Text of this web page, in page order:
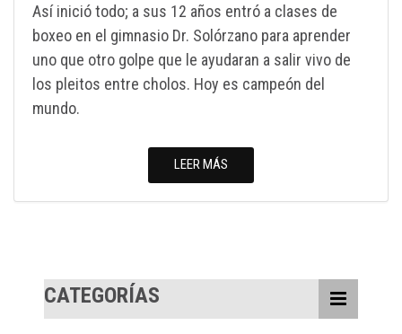
Así inició todo; a sus 12 años entró a clases de
boxeo en el gimnasio Dr. Solórzano para aprender
uno que otro golpe que le ayudaran a salir vivo de
los pleitos entre cholos. Hoy es campeón del
mundo.
LEER MÁS
CATEGORÍAS